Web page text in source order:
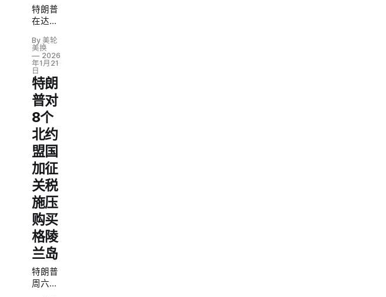
特朗普
在达沃
发表讲
话后宣
布，撤
回对八
个欧洲
国家征
收10%
关税的
威胁，
这些关
税原本
是针对
这些国
家反对
美国获
取格陵
兰岛的
立场。
特朗普
表示，
他与北
约秘书
By 美轮
美换
2026
年1月21
日
特朗
普对
8个
北约
盟国
加征
关税
施压
购买
格陵
兰岛
特朗普
周六宣